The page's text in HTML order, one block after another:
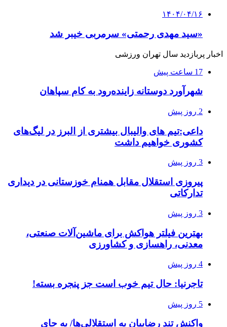
۱۴۰۴/۰۴/۱۶
«سید مهدی رحمتی» سرمربی خیبر شد
اخبار پربازدید سال تهران ورزشی
17 ساعت پیش
شهرآورد دوستانه زاینده‌رود به کام سپاهان
2 روز پیش
داعی:تیم های والیبال بیشتری از البرز در لیگ‌های
کشوری خواهیم داشت
3 روز پیش
پیروزی استقلال مقابل همنام خوزستانی در دیداری
تدارکاتی
3 روز پیش
بهترین فیلتر هواکش برای ماشین‌آلات صنعتی،
معدنی، راهسازی و کشاورزی
4 روز پیش
تاجرنیا: حال تیم خوب است جز پنجره بسته!
5 روز پیش
واکنش تند رضاییان به استقلالی‌ها/ به جای